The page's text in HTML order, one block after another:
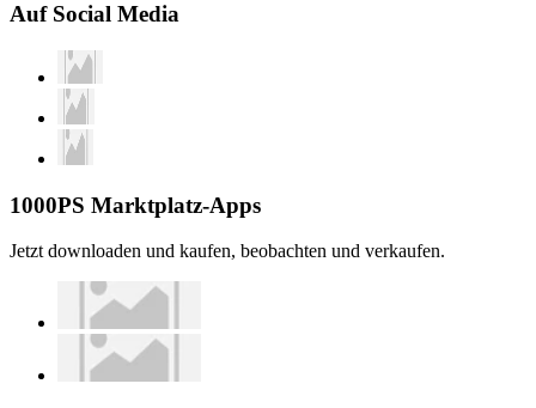
Auf Social Media
1000PS Marktplatz-Apps
Jetzt downloaden und kaufen, beobachten und verkaufen.